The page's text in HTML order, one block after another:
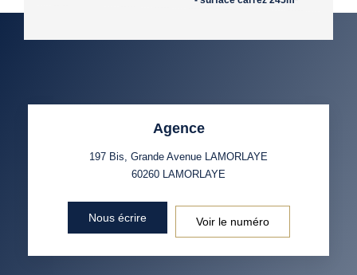
Agence
197 Bis, Grande Avenue LAMORLAYE
60260 LAMORLAYE
Nous écrire Voir le numéro